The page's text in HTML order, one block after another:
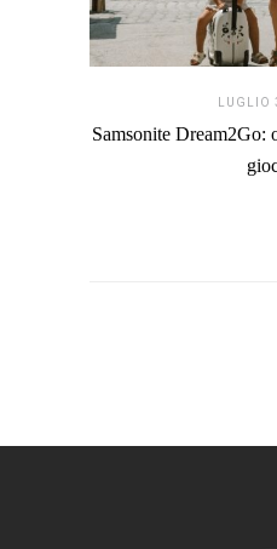
LUGLIO
Samsonite Dream2Go: